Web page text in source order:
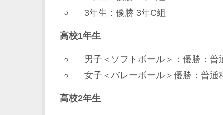
3年生：優勝 3年C組
高校1年生
男子＜ソフトボール＞：優勝：普
女子＜バレーボール＞優勝：普通
高校2年生